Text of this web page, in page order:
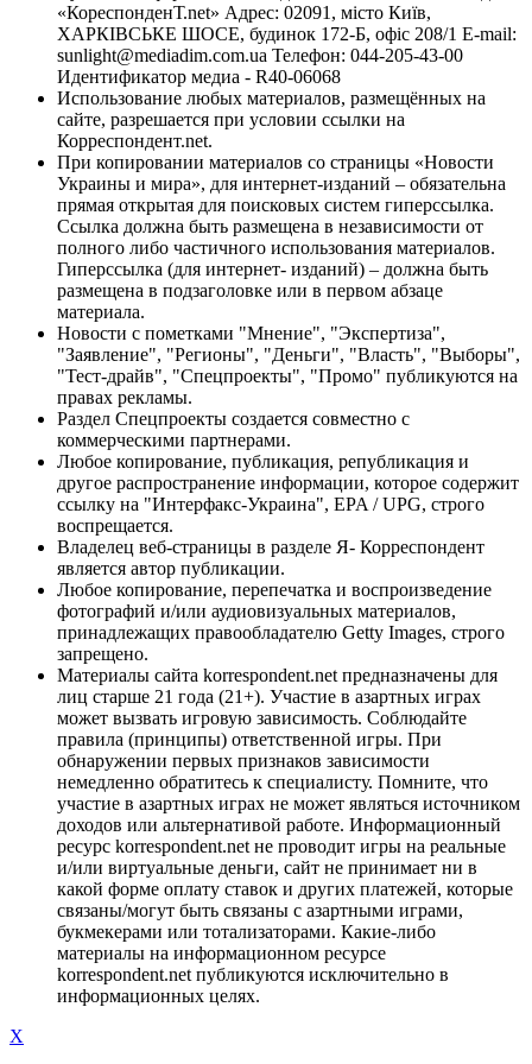
«КореспонденТ.net» Адрес: 02091, місто Київ,
ХАРКІВСЬКЕ ШОСЕ, будинок 172-Б, офіс 208/1 E-mail:
sunlight@mediadim.com.ua Телефон: 044-205-43-00
Идентификатор медиа - R40-06068
Использование любых материалов, размещённых на
сайте, разрешается при условии ссылки на
Корреспондент.net.
При копировании материалов со страницы «Новости
Украины и мира», для интернет-изданий – обязательна
прямая открытая для поисковых систем гиперссылка.
Ссылка должна быть размещена в независимости от
полного либо частичного использования материалов.
Гиперссылка (для интернет- изданий) – должна быть
размещена в подзаголовке или в первом абзаце
материала.
Новости с пометками "Мнение", "Экспертиза",
"Заявление", "Регионы", "Деньги", "Власть", "Выборы",
"Тест-драйв", "Спецпроекты", "Промо" публикуются на
правах рекламы.
Раздел Спецпроекты создается совместно с
коммерческими партнерами.
Любое копирование, публикация, републикация и
другое распространение информации, которое содержит
ссылку на "Интерфакс-Украина", EPA / UPG, строго
воспрещается.
Владелец веб-страницы в разделе Я- Корреспондент
является автор публикации.
Любое копирование, перепечатка и воспроизведение
фотографий и/или аудиовизуальных материалов,
принадлежащих правообладателю Getty Images, строго
запрещено.
Материалы сайта korrespondent.net предназначены для
лиц старше 21 года (21+). Участие в азартных играх
может вызвать игровую зависимость. Соблюдайте
правила (принципы) ответственной игры. При
обнаружении первых признаков зависимости
немедленно обратитесь к специалисту. Помните, что
участие в азартных играх не может являться источником
доходов или альтернативой работе. Информационный
ресурс korrespondent.net не проводит игры на реальные
и/или виртуальные деньги, сайт не принимает ни в
какой форме оплату ставок и других платежей, которые
связаны/могут быть связаны с азартными играми,
букмекерами или тотализаторами. Какие-либо
материалы на информационном ресурсе
korrespondent.net публикуются исключительно в
информационных целях.
X